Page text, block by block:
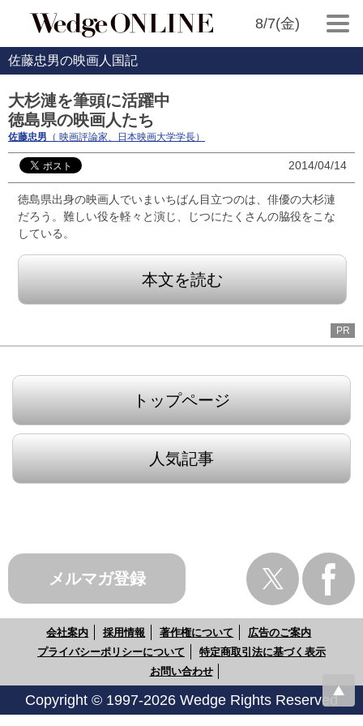
8/7(金)
佐藤忠男の映画人国記
大杉漣を筆頭に活躍中
徳島県の映画人たち
佐藤忠男 （ 映画評論家、日本映画大学学長）
2014/04/14
徳島県出身の映画人でいまいちばん目立つのは、俳優の大杉漣
だろう。難しい役を軽々と演じ、じつにたくさんの脇役をこな
している。
本文を読む
PR
トップページ
人気記事
メルマガ登録
会社案内 採用情報 著作権について
広告のご案内
プライバシーポリシーについて
特定商取引法に基づく表示
お問い合わせ
Copyright © 1997-2026 Wedge Rights Reserved